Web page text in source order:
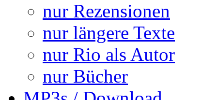
nur Rezensionen
nur längere Texte
nur Rio als Autor
nur Bücher